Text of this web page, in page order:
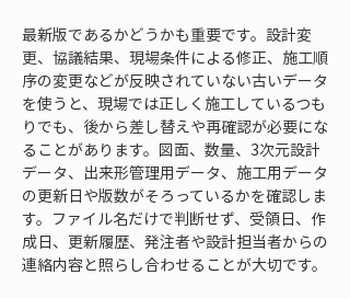
最新版であるかどうかも重要です。設計変
更、協議結果、現場条件による修正、施工順
序の変更などが反映されていない古いデータ
を使うと、現場では正しく施工しているつも
りでも、後から差し替えや再確認が必要にな
ることがあります。図面、数量、3次元設計
データ、出来形管理用データ、施工用データ
の更新日や版数がそろっているかを確認しま
す。ファイル名だけで判断せず、受領日、作
成日、更新履歴、発注者や設計担当者からの
連絡内容と照らし合わせることが大切です。